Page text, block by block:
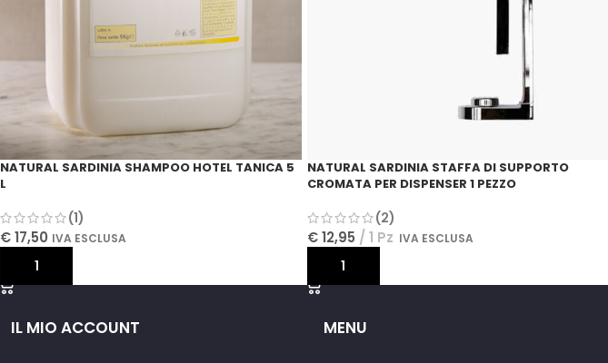
NATURAL SARDINIA SHAMPOO HOTEL TANICA 5
L
(1)
€17,50 IVA ESCLUSA
AGGIUNGI AL CARRELLO
NATURAL SARDINIA STAFFA DI SUPPORTO
CROMATA PER DISPENSER 1 PEZZO
(2)
€12,95 1 Pz IVA ESCLUSA
AGGIUNGI AL CARRELLO
IL MIO ACCOUNT MENU